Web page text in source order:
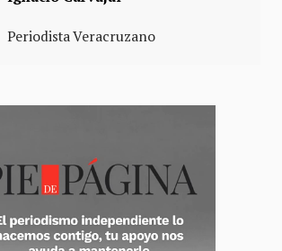
Periodista Veracruzano